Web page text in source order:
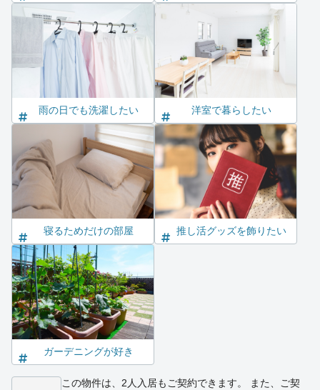
雨の日でも洗濯したい 洋室で暮らしたい
寝るためだけの部屋 推し活グッズを飾りたい
ガーデニングが好き
この物件は、2人入居もご契約できます。 また、ご契